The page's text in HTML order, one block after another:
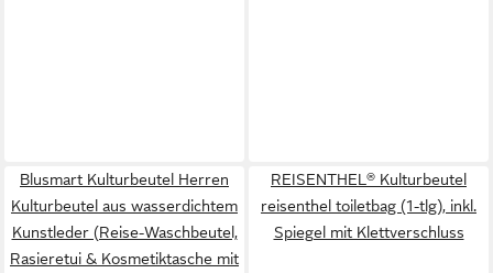
Blusmart Kulturbeutel Herren
Kulturbeutel aus wasserdichtem
Kunstleder (Reise-Waschbeutel,
Rasieretui & Kosmetiktasche mit
REISENTHEL® Kulturbeutel
reisenthel toiletbag (1-tlg), inkl.
Spiegel mit Klettverschluss